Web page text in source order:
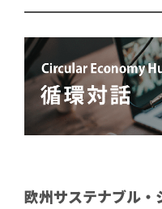
欧州サステナブル・